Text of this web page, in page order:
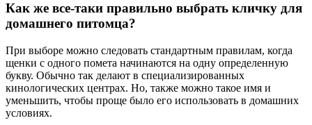
Как же все-таки правильно выбрать кличку для
домашнего питомца?
При выборе можно следовать стандартным правилам, когда
щенки с одного помета начинаются на одну определенную
букву. Обычно так делают в специализированных
кинологических центрах. Но, также можно такое имя и
уменьшить, чтобы проще было его использовать в домашних
условиях.